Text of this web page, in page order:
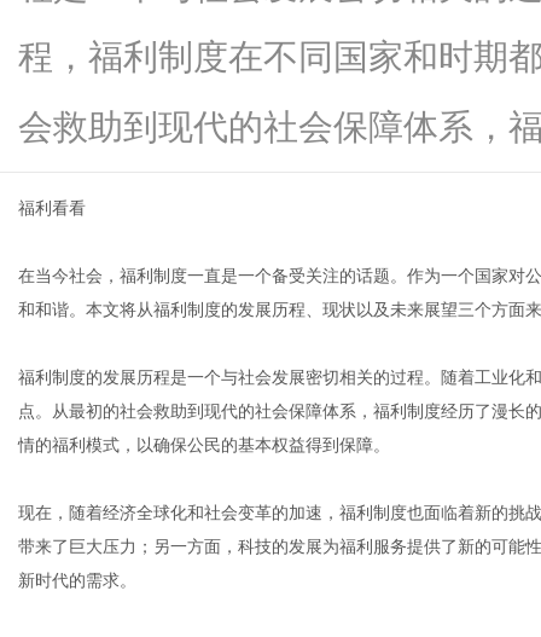
程，福利制度在不同国家和时期
会救助到现代的社会保障体系，
福利看看
在当今社会，福利制度一直是一个备受关注的话题。作为一个国家对
和和谐。本文将从福利制度的发展历程、现状以及未来展望三个方面
福利制度的发展历程是一个与社会发展密切相关的过程。随着工业化
点。从最初的社会救助到现代的社会保障体系，福利制度经历了漫长
情的福利模式，以确保公民的基本权益得到保障。
现在，随着经济全球化和社会变革的加速，福利制度也面临着新的挑
带来了巨大压力；另一方面，科技的发展为福利服务提供了新的可能
新时代的需求。